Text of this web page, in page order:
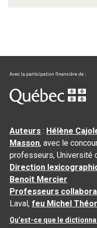
Auteurs : Hélène
Masson, avec le
professeurs, Université
Direction
Benoit Mercier
Professeurs
Laval,feu Michel
Qu’est-ce que le